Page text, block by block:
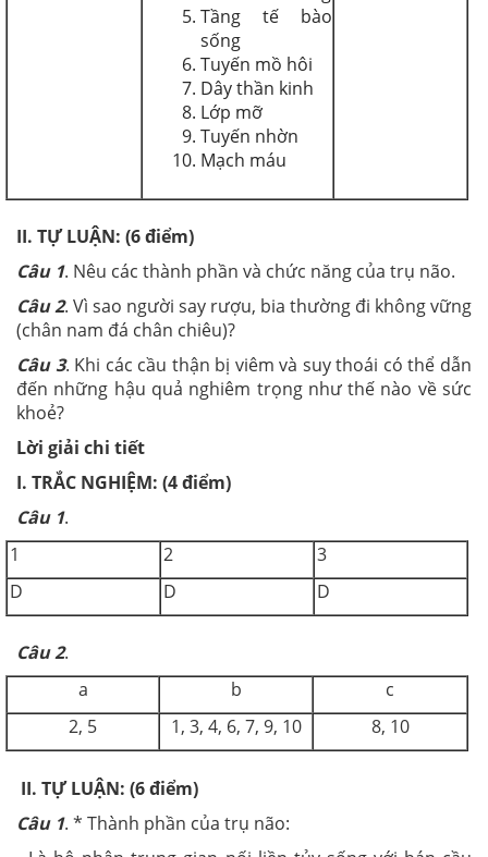
Tầng tế bào
sống
Tuyến mồ hôi
Dây thần kinh
Lớp mỡ
Tuyến nhờn
Mạch máu
II. TỰ LUẬN: (6 điểm)
Câu 1. Nêu các thành phần và chức năng của trụ não.
Câu 2. Vì sao người say rượu, bia thường đi không vững
(chân nam đá chân chiêu)?
Câu 3. Khi các cầu thận bị viêm và suy thoái có thể dẫn
đến những hậu quả nghiêm trọng như thế nào về sức
khoẻ?
Lời giải chi tiết
I. TRẮC NGHIỆM: (4 điểm)
Câu 1.
1
2
3
D
D D
Câu 2.
a
b
c
2, 5
1, 3, 4, 6, 7, 9, 10 8, 10
II. TỰ LUẬN: (6 điểm)
Câu 1. * Thành phần của trụ não: